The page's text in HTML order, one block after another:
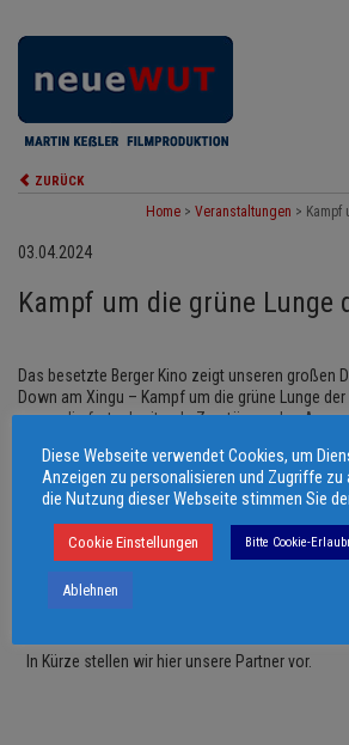
ZURÜCK
Home > Veranstaltungen >
03.04.2024
Kampf um die grüne Lunge
Das besetzte Berger Kino zeigt unseren großen
Down am Xingu – Kampf um die grüne Lunge
gegen die fortschreitende Zerstörung des
© 2006 -
In Kürze stellen wir hier unsere Partner vor.
Diese Webseite verwendet Cookies, um
Anzeigen zu personalisieren und Zugriffe zu
die Nutzung dieser Webseite stimmen Sie
Cookie Einstellungen Bitte Cookie-
Ablehnen